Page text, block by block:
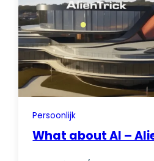
Persoonlijk
What about AI –